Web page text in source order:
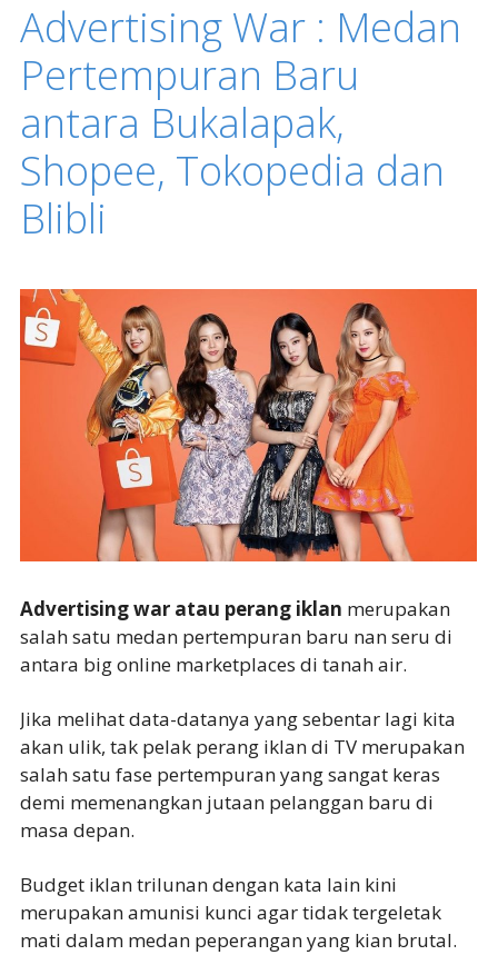
Advertising War : Medan
Pertempuran Baru
antara Bukalapak,
Shopee, Tokopedia dan
Blibli
Advertising war atau perang iklan merupakan
salah satu medan pertempuran baru nan seru di
antara big online marketplaces di tanah air.
Jika melihat data-datanya yang sebentar lagi kita
akan ulik, tak pelak perang iklan di TV merupakan
salah satu fase pertempuran yang sangat keras
demi memenangkan jutaan pelanggan baru di
masa depan.
Budget iklan trilunan dengan kata lain kini
merupakan amunisi kunci agar tidak tergeletak
mati dalam medan peperangan yang kian brutal.